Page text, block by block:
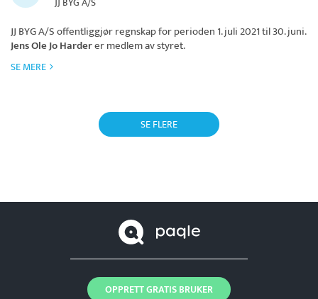
JJ BYG A/Soffentliggjør regnskap for perioden 1. juli 2021 til 30. juni.
Jens Ole Jo Harderer medlem av styret.
SE MERE
SE FLERE
OPPRETT GRATIS BRUKER